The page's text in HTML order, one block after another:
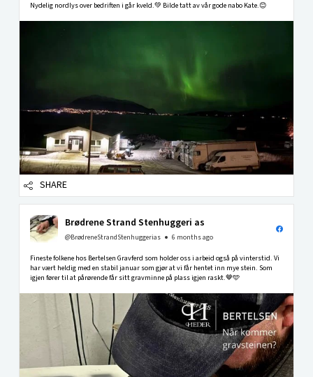
Nydelig nordlys over bedriften i går kveld.💚 Bilde tatt av vår gode nabo Kate.😊
SHARE
Brødrene Strand Stenhuggeri as
@BrødreneStrandStenhuggerias 6 months ago
Fineste folkene hos Bertelsen Gravferd som holder oss i arbeid også på vinterstid. Vi
har vært heldig med en stabil januar som gjør at vi får hentet inn mye stein. Som
igjen fører til at pårørende får sitt gravminne på plass igjen raskt.🤎🩵